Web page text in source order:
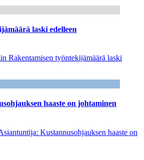
laski edelleen
Rakentamisen työntekijämäärä laski
haaste on johtaminen
Kustannusohjauksen haaste on